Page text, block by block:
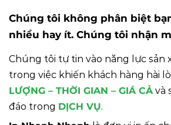
Chúng tôi không phân biệt
nhiều hay ít. Chúng tôi nhận
Chúng tôi tự tin vào năng lực sản
trong việc khiến khách hàng hài
LƯỢNG – THỜI GIAN – GIÁ CẢvà
đáo trong DỊCH VỤ.